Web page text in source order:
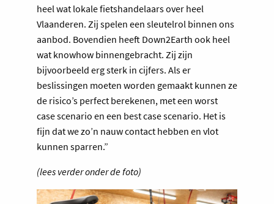
heel wat lokale fietshandelaars over heel
Vlaanderen. Zij spelen een sleutelrol binnen ons
aanbod. Bovendien heeft Down2Earth ook heel
wat knowhow binnengebracht. Zij zijn
bijvoorbeeld erg sterk in cijfers. Als er
beslissingen moeten worden gemaakt kunnen ze
de risico’s perfect berekenen, met een worst
case scenario en een best case scenario. Het is
fijn dat we zo’n nauw contact hebben en vlot
kunnen sparren.”
(lees verder onder de foto)